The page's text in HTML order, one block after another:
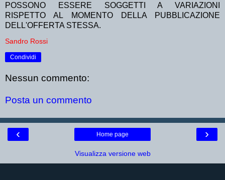
POSSONO ESSERE SOGGETTI A VARIAZIONI
RISPETTO AL MOMENTO DELLA PUBBLICAZIONE
DELL'OFFERTA STESSA.
Sandro Rossi
Condividi
Nessun commento:
Posta un commento
‹ ›
Home page
Visualizza versione web